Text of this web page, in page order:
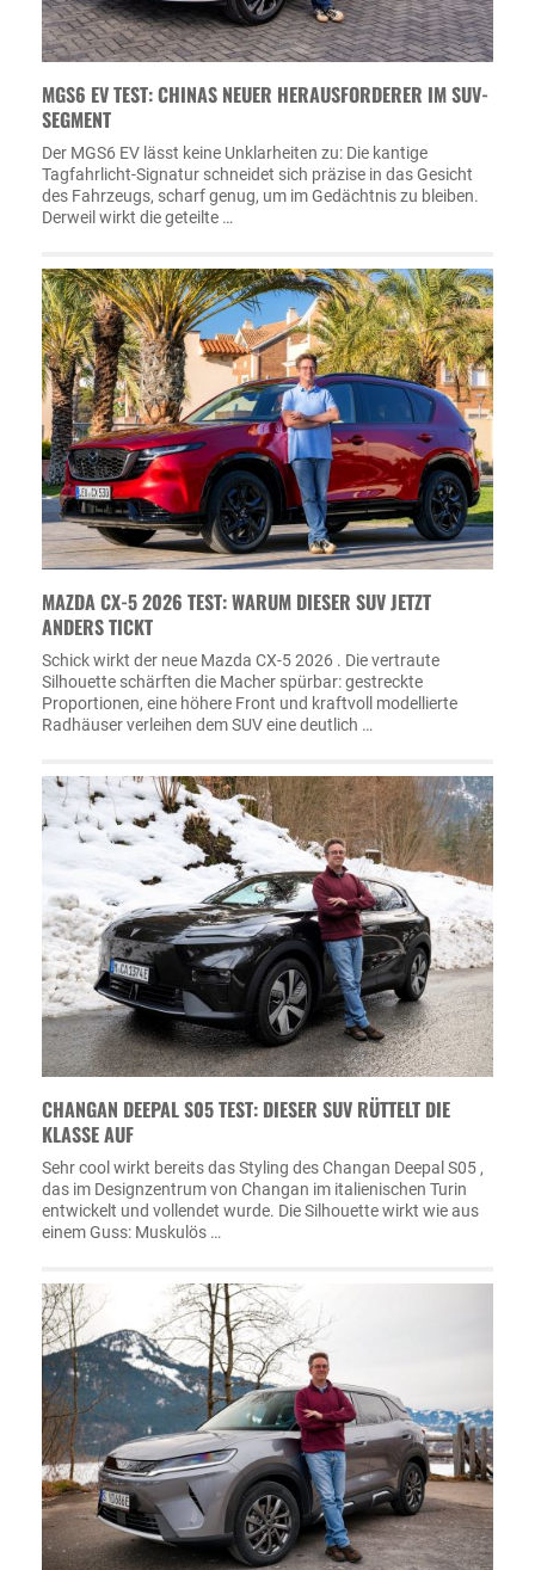
MGS6 EV TEST: CHINAS NEUER HERAUSFORDERER IM SUV-
SEGMENT
Der MGS6 EV lässt keine Unklarheiten zu: Die kantige
Tagfahrlicht-Signatur schneidet sich präzise in das Gesicht
des Fahrzeugs, scharf genug, um im Gedächtnis zu bleiben.
Derweil wirkt die geteilte …
MAZDA CX-5 2026 TEST: WARUM DIESER SUV JETZT
ANDERS TICKT
Schick wirkt der neue Mazda CX-5 2026 . Die vertraute
Silhouette schärften die Macher spürbar: gestreckte
Proportionen, eine höhere Front und kraftvoll modellierte
Radhäuser verleihen dem SUV eine deutlich …
CHANGAN DEEPAL S05 TEST: DIESER SUV RÜTTELT DIE
KLASSE AUF
Sehr cool wirkt bereits das Styling des Changan Deepal S05 ,
das im Designzentrum von Changan im italienischen Turin
entwickelt und vollendet wurde. Die Silhouette wirkt wie aus
einem Guss: Muskulös …